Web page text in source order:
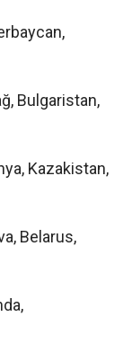
Bulgaristan,
Kazakistan,
Belarus,